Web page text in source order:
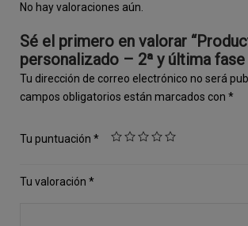
No hay valoraciones aún.
Sé el primero en valorar
personalizado – 2ª y última fase
Tu dirección de correo electrónico no será
campos obligatorios están marcados con *
Tu puntuación *
Tu valoración *